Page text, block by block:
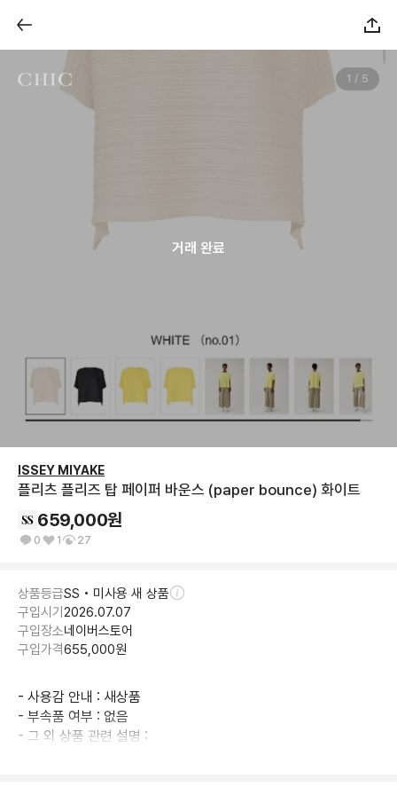
1 / 5
거래 완료
ISSEY MIYAKE
플리츠 플리즈 탑 페이퍼 바운스 (paper bounce) 화이트
659,000원
0 1 27
상품등급SS • 미사용 새 상품
구입시기 2026.07.07
구입장소네이버스토어
구입가격655,000원
- 사용감 안내 : 새상품
- 부속품 여부 : 없음
- 그 외 상품 관련 설명 :